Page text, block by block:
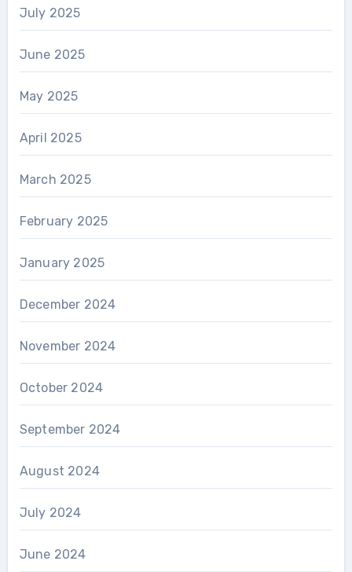
July 2025
June 2025
May 2025
April 2025
March 2025
February 2025
January 2025
December 2024
November 2024
October 2024
September 2024
August 2024
July 2024
June 2024